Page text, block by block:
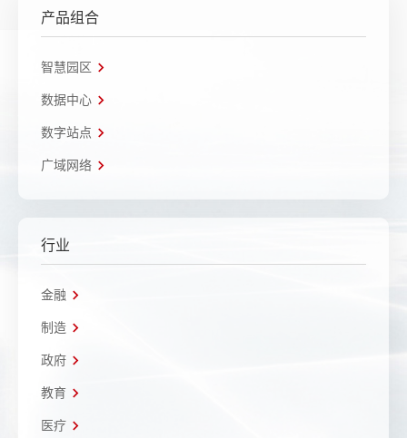
产品组合
智慧园区
数据中心
数字站点
广域网络
行业
金融
制造
政府
教育
医疗